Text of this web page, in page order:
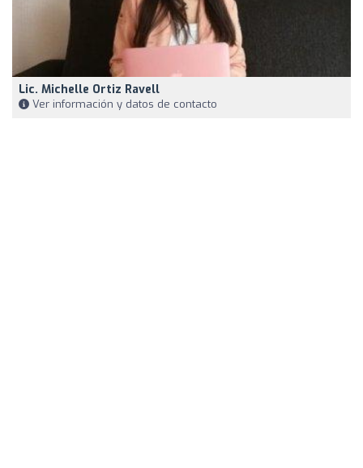
Lic. Michelle Ortiz Ravell
Ver información y datos de contacto